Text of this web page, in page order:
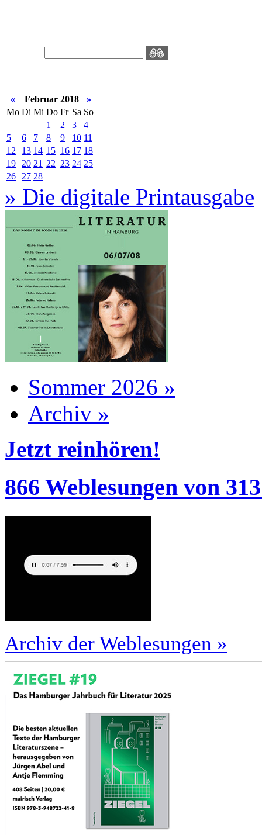
« Februar 2018
»
Mo Di Mi Do Fr Sa So
1
2 3
4
5
6 7 8 9 10 11
12
13 14 15 16 17 18
19
20 21 22 23 24 25
26
27 28
» Die digitale Printausgabe
Sommer 2026 »
Archiv »
Jetzt reinhören!
866 Weblesungen von
Archiv der Weblesungen »